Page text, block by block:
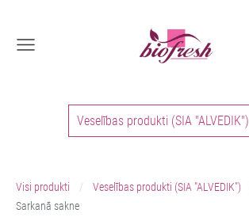
Veselības produkti (SIA "ALVEDIK")
Visi produkti
Veselības produkti (SIA "ALVEDIK")
Sarkanā sakne